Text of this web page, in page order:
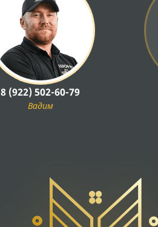
8 (922) 502-60-79
Вадим